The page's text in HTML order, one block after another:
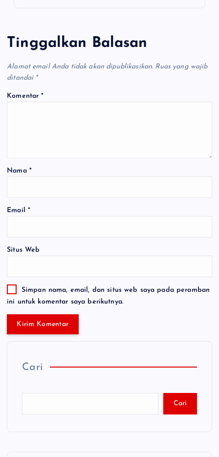
Tinggalkan Balasan
Alamat email Anda tidak akan dipublikasikan. Ruas yang wajib
ditandai *
Komentar*
Nama *
Email *
Situs Web
Simpan nama, email, dan situs web saya pada peramban
ini untuk komentar saya berikutnya.
Cari
Cari